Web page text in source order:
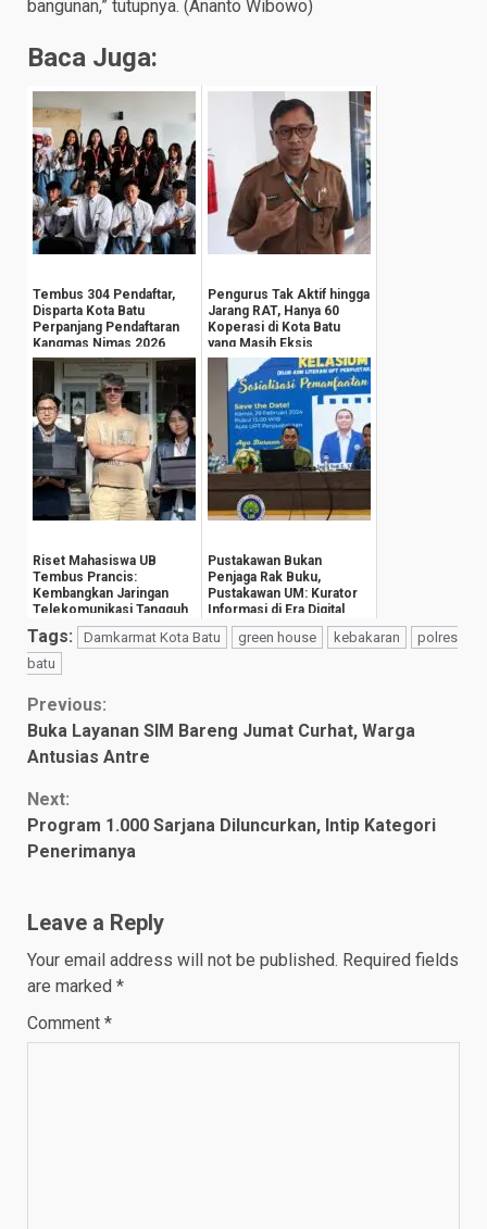
bangunan,” tutupnya. (Ananto Wibowo)
Baca Juga:
Tembus 304 Pendaftar,
Disparta Kota Batu
Perpanjang Pendaftaran
Kangmas Nimas 2026
Hingga 15 Agustus
Pengurus Tak Aktif hingga
Jarang RAT, Hanya 60
Koperasi di Kota Batu
yang Masih Eksis
Riset Mahasiswa UB
Tembus Prancis:
Kembangkan Jaringan
Telekomunikasi Tangguh
Hadapi Perubahan Iklim
Pustakawan Bukan
Penjaga Rak Buku,
Pustakawan UM: Kurator
Informasi di Era Digital
Tags: Damkarmat Kota Batu green house kebakaran
polres
batu
Continue
Reading
Previous:
Buka Layanan SIM Bareng Jumat Curhat, Warga
Antusias Antre
Next:
Program 1.000 Sarjana Diluncurkan, Intip Kategori
Penerimanya
Leave a Reply
Your email address will not be published. Required fields
are marked *
Comment *